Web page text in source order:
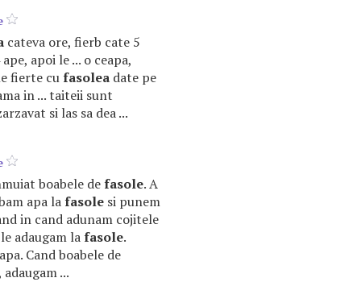
cateva ore, fierb cate 5
apoi le ... o ceapa,
fierte cufasolea date pe
in ... taiteii sunt
si las sa dea ...
boabele defasole. A
apa lafasole si punem
in cand adunam cojitele
adaugam lafasole.
Cand boabele de
...